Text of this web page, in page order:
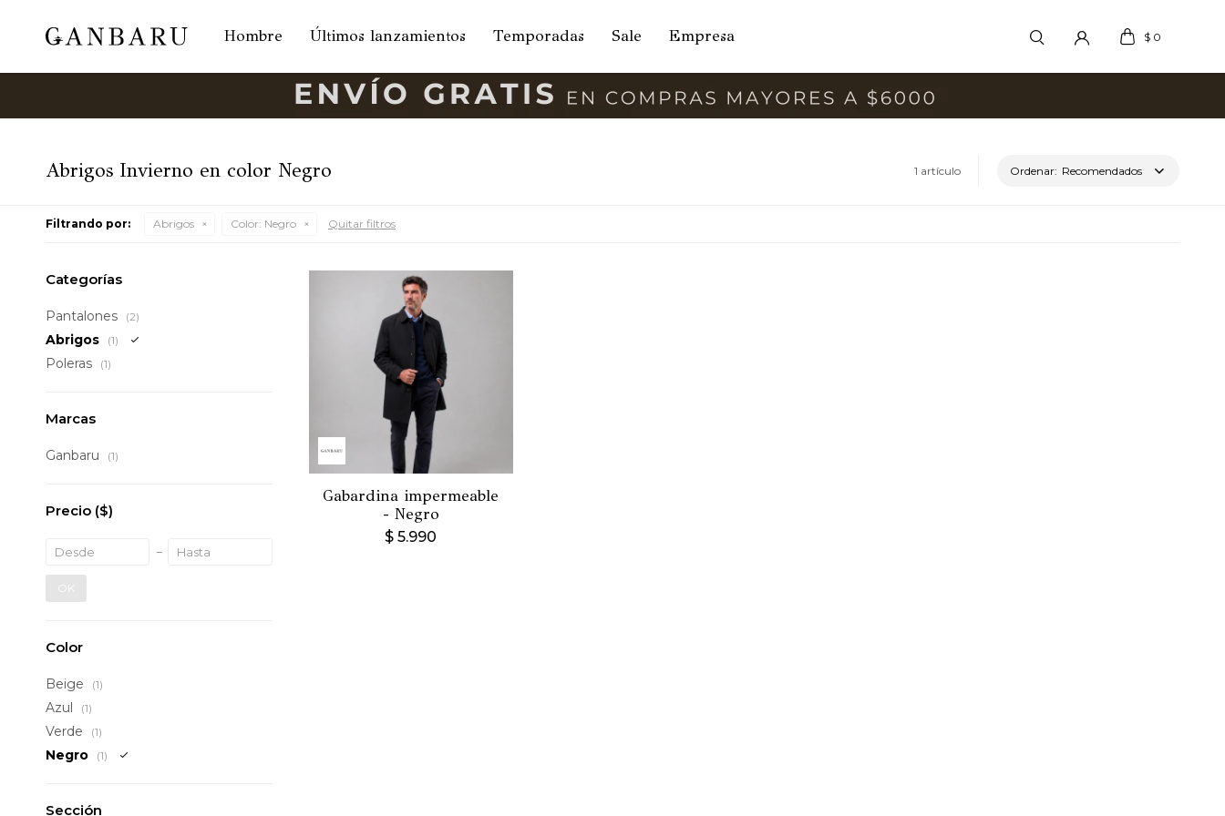
Hombre Últimos lanzamientos Temporadas Sale Empresa $ 0
Abrigos Invierno en color Negro 1 artículo Recomendados
Filtrando por: Abrigos Color: Negro Quitar filtros
Gabardina impermeable
- Negro
$ 5.990
Categorías
Pantalones (2)
Abrigos (1)
Poleras (1)
Marcas
Ganbaru (1)
Precio ($)
OK
Color
Beige (1)
Azul (1)
Verde (1)
Negro (1)
Sección